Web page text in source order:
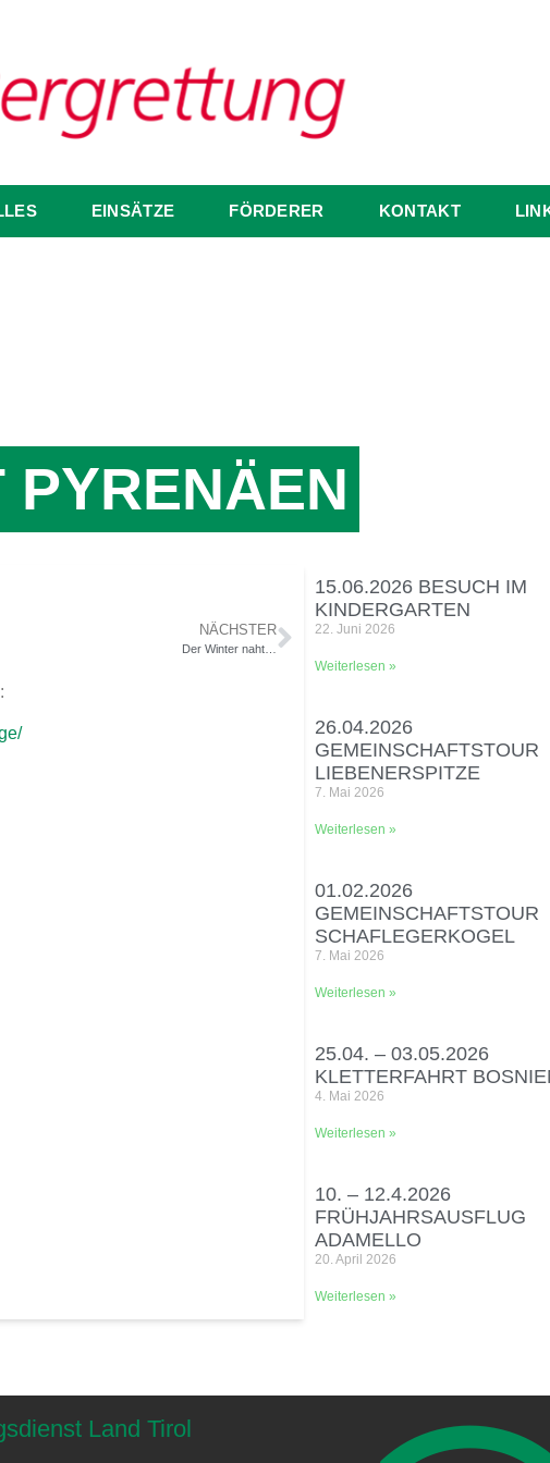
EINSÄTZE FÖRDERER KONTAKT
NÄCHSTER
Der Winter naht…
15.06.2026 BESUCH IM
KINDERGARTEN
22. Juni 2026
Weiterlesen »
26.04.2026
GEMEINSCHAFTSTOUR
LIEBENERSPITZE
7. Mai 2026
Weiterlesen »
01.02.2026
GEMEINSCHAFTSTOUR
SCHAFLEGERKOGEL
7. Mai 2026
Weiterlesen »
25.04. – 03.05.2026
KLETTERFAHRT
4. Mai 2026
Weiterlesen »
10. – 12.4.2026
FRÜHJAHRSAUSFLUG
ADAMELLO
20. April 2026
Weiterlesen »
Land Tirol